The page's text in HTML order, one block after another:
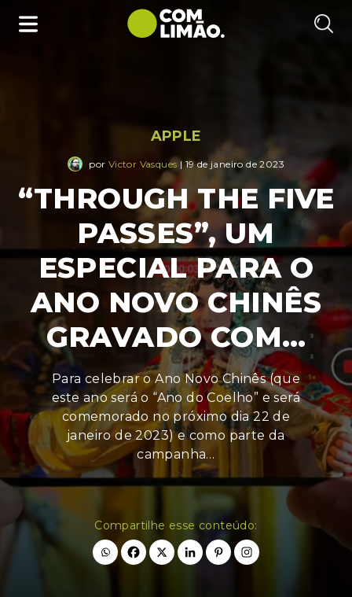
APPLE
por Victor Vasques | 19 de janeiro de 2023
“THROUGH THE FIVE
PASSES”, UM
ESPECIAL PARA O
ANO NOVO CHINÊS
GRAVADO COM…
Para celebrar o Ano Novo Chinês (que
este ano será o “Ano do Coelho” e será
comemorado no próximo dia 22 de
janeiro de 2023) e como parte da
campanha…
Compartilhe esse conteúdo: